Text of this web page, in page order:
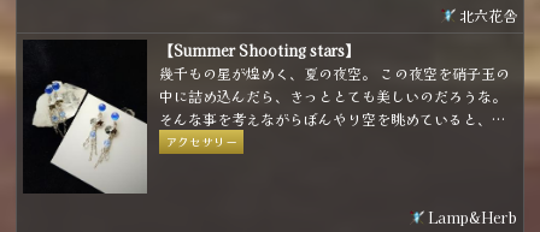
北六花舎
【Summer Shooting stars】
幾千もの星が煌めく、夏の夜空。 この夜空を硝子玉の
中に詰め込んだら、きっととても美しいのだろうな。
そんな事を考えながらぼんやり空を眺めていると、白
や青の星がひとつふたつ、きらりと輝いて流れて行っ
アクセサリー
Lamp&Herb